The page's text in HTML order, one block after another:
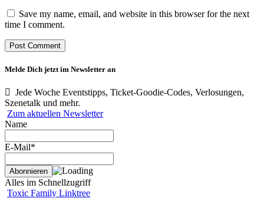
Save my name, email, and website in this browser for the next
time I comment.
Melde Dich jetzt im Newsletter an
Jede Woche Eventstipps, Ticket-Goodie-Codes, Verlosungen,
Szenetalk und mehr.
Zum aktuellen Newsletter
Name
E-Mail*
Alles im Schnellzugriff
Toxic Family Linktree